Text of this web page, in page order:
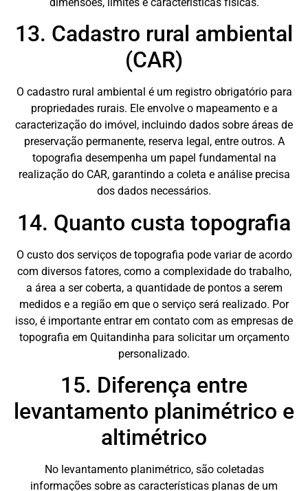
13. Cadastro rural ambiental
(CAR)
O cadastro rural ambiental é um registro obrigatório para
propriedades rurais. Ele envolve o mapeamento e a
caracterização do imóvel, incluindo dados sobre áreas de
preservação permanente, reserva legal, entre outros. A
topografia desempenha um papel fundamental na
realização do CAR, garantindo a coleta e análise precisa
dos dados necessários.
14. Quanto custa topografia
O custo dos serviços de topografia pode variar de acordo
com diversos fatores, como a complexidade do trabalho,
a área a ser coberta, a quantidade de pontos a serem
medidos e a região em que o serviço será realizado. Por
isso, é importante entrar em contato com as empresas de
topografia em Quitandinha para solicitar um orçamento
personalizado.
15. Diferença entre
levantamento planimétrico e
altimétrico
No levantamento planimétrico, são coletadas
informações sobre as características planas de um